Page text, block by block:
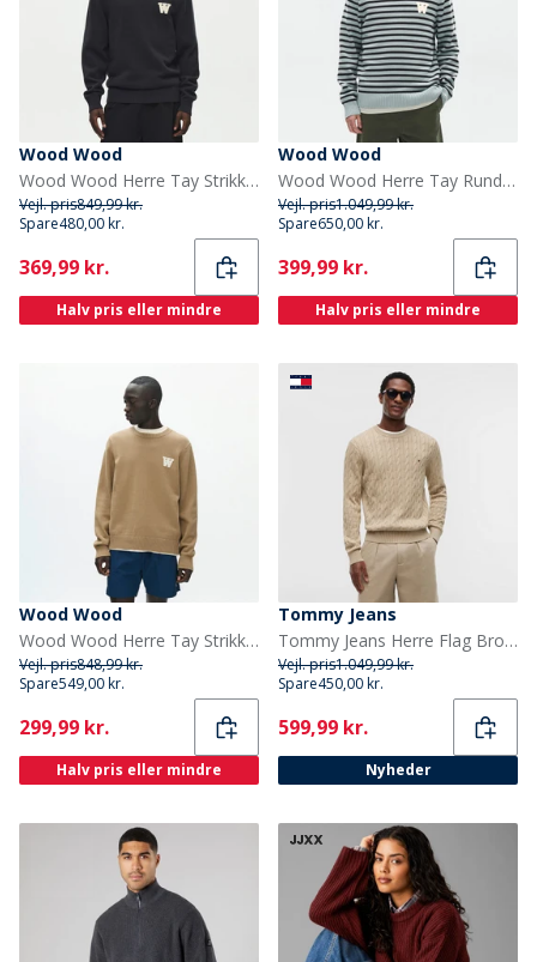
Wood Wood
Wood Wood Herre Tay Strikket Trøje Pirate Black
Vejl. pris849,99 kr.
Spare480,00 kr.
Current
369,99 kr.
Halv pris eller mindre
Wood Wood
Wood Wood Herre Tay Rund Hals Sweater Slate Stripe
Vejl. pris1.049,99 kr.
Spare650,00 kr.
Current
399,99 kr.
Halv pris eller mindre
Wood Wood
Wood Wood Herre Tay Strikket Sweater Ermine
Vejl. pris848,99 kr.
Spare549,00 kr.
Current
299,99 kr.
Halv pris eller mindre
Tommy Jeans
Tommy Jeans Herre Flag Broderi Kabelstrik Sweater Sandalwood
Vejl. pris1.049,99 kr.
Spare450,00 kr.
Current
599,99 kr.
Nyheder